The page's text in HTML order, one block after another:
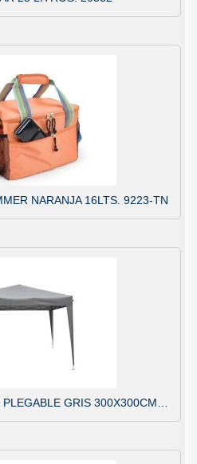
NARANJA 16LTS. 9223-TN
CARPA JARDIN/PLAYA 7H PLEGABLE GRIS 300X300CMS. 76207